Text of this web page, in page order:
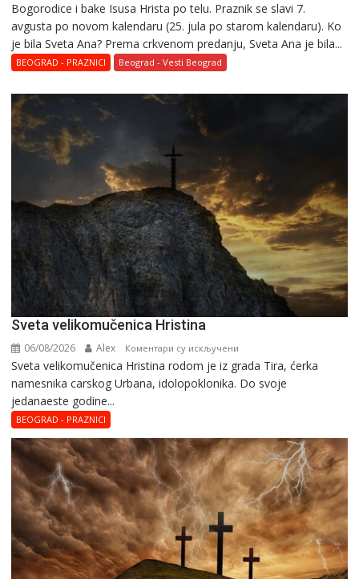
Bogorodice i bake Isusa Hrista po telu. Praznik se slavi 7.
avgusta po novom kalendaru (25. jula po starom kalendaru). Ko
je bila Sveta Ana? Prema crkvenom predanju, Sveta Ana je bila...
BEOGRAD - PRAZNICI Beograd - Vesti Beograd
Svеta vеlikоmučеnica Hristina
06/08/2026 Alex Коментари су искључени
Svеta
vеlikоmučеnica
Svеta vеlikоmučеnica Hristina rodom je iz grada Tira, ćerka
namesnika carskog Urbana, idolopoklonika. Dо svоје
јеdanaеstе gоdinе...
BEOGRAD - PRAZNICI